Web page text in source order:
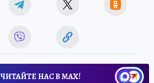
ЧИТАЙТЕ НАС В МАХ!